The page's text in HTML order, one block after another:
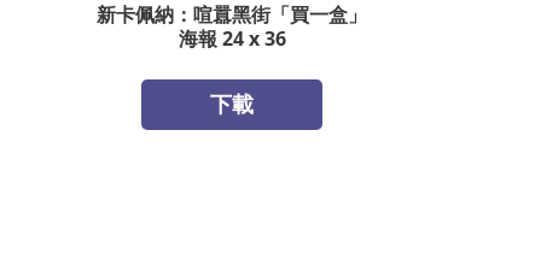
新卡佩納：喧囂黑街「買一盒」
海報 24 x 36
下載